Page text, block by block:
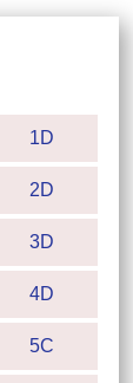
1D
2D
3D
4D
5C